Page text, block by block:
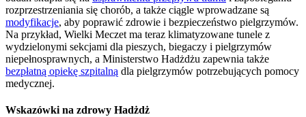
rozprzestrzeniania się chorób, a także ciągle wprowadzane są
modyfikacje, aby poprawić zdrowie i bezpieczeństwo pielgrzymów.
Na przykład, Wielki Meczet ma teraz klimatyzowane tunele z
wydzielonymi sekcjami dla pieszych, biegaczy i pielgrzymów
niepełnosprawnych, a Ministerstwo Hadżdżu zapewnia także
bezpłatną opiekę szpitalną dla pielgrzymów potrzebujących pomocy
medycznej.
Wskazówki na zdrowy Hadżdż